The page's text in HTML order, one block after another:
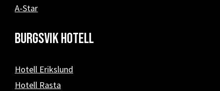
A-Star
Burgsvik hotell
Hotell Erikslund
Hotell Rasta